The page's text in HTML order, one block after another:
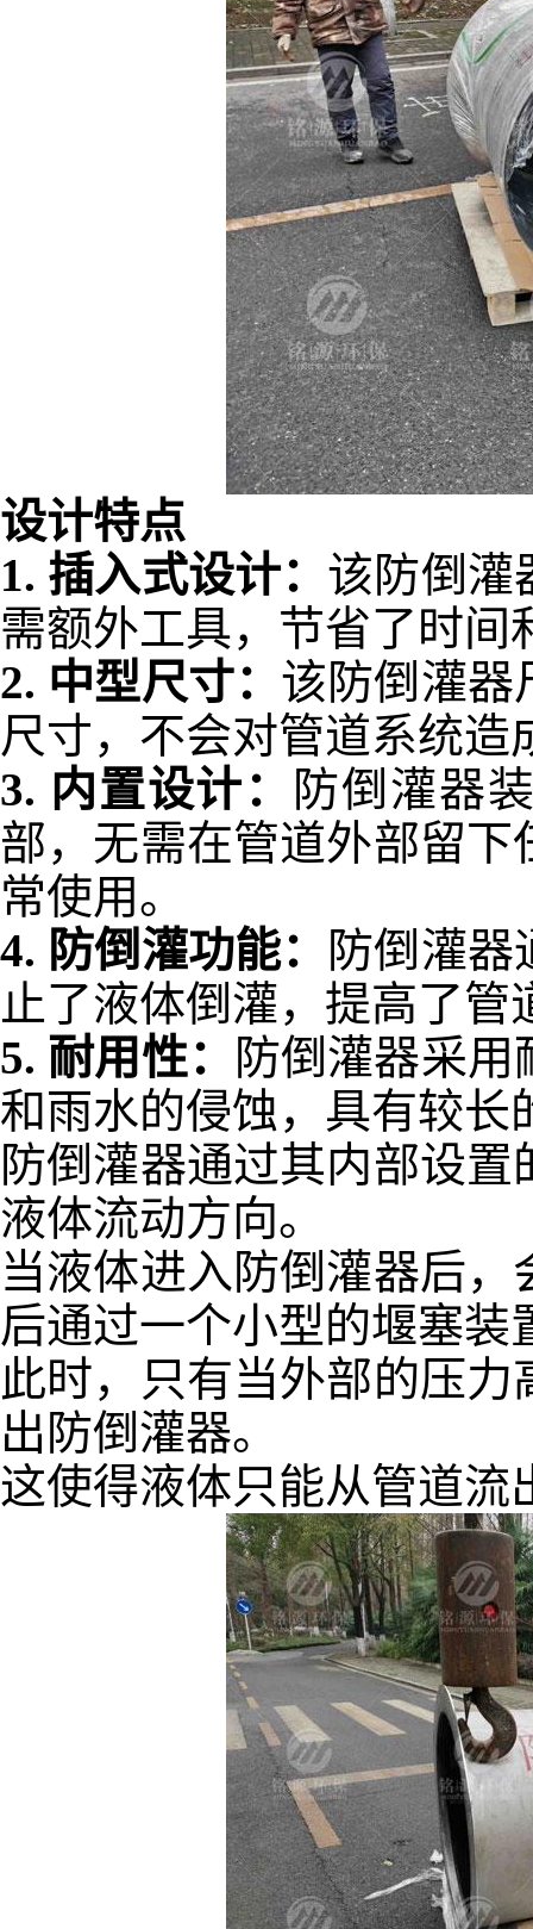
设计特点
1. 插入式设计： 该防倒灌
需额外工具，节省了时间
2. 中型尺寸： 该防倒灌器
尺寸，不会对管道系统造
3. 内置设计：
防倒灌器
部，无需在管道外部留
常使用。
4. 防倒灌功能：
防倒灌器
止了液体倒灌，提高了管
5. 耐用性：
防倒灌器采
和雨水的侵蚀，具有较长
防倒灌器通过其内部设
液体流动方向。
当液体进入防倒灌器后
后通过一个小型的堰塞装
此时，只有当外部的压
出防倒灌器。
这使得液体只能从管道流